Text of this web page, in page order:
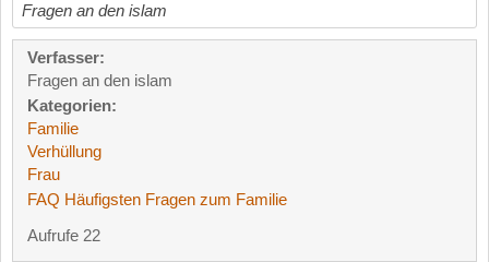
Fragen an den islam
Verfasser:
Fragen an den islam
Kategorien:
Familie
Verhüllung
Frau
FAQ Häufigsten Fragen zum Familie
Aufrufe 22